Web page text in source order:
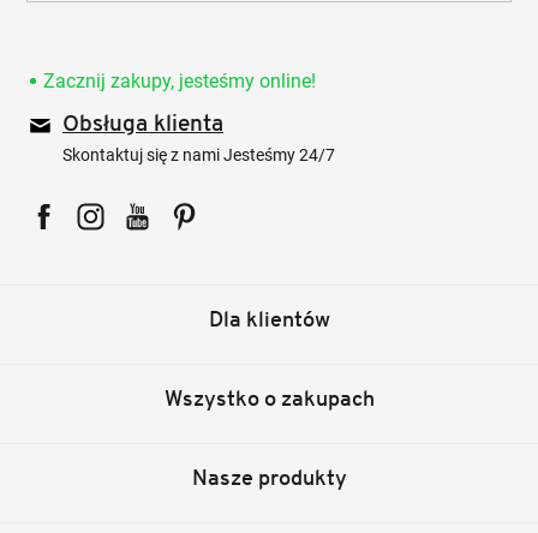
Zacznij zakupy, jesteśmy online!
Obsługa klienta
Skontaktuj się z nami Jesteśmy 24/7
Dla klientów
Wszystko o zakupach
Nasze produkty